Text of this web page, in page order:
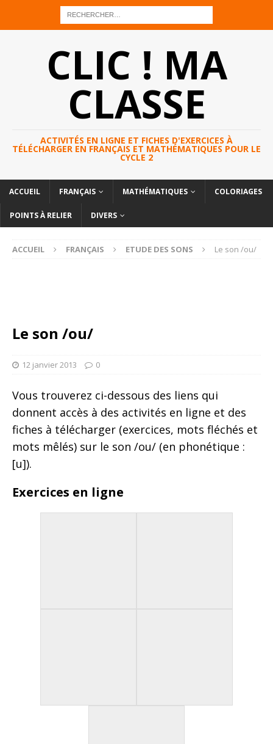
CLIC ! MA
CLASSE
ACTIVITÉS EN LIGNE ET FICHES D'EXERCICES À
TÉLÉCHARGER EN FRANÇAIS ET MATHÉMATIQUES POUR LE
CYCLE 2
ACCUEIL FRANÇAIS MATHÉMATIQUES COLORIAGES
POINTS À RELIER DIVERS
ACCUEIL FRANÇAIS ETUDE DES SONS Le son /ou/
Le son /ou/
12 janvier 2013 0
Vous trouverez ci-dessous des liens qui
donnent accès à des activités en ligne et des
fiches à télécharger (exercices, mots fléchés et
mots mêlés) sur le son /ou/ (en phonétique :
[u]).
Exercices en ligne